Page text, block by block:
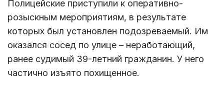
Полицейские приступили к оперативно-
розыскным мероприятиям, в результате
которых был установлен подозреваемый. Им
оказался сосед по улице – неработающий,
ранее судимый 39-летний гражданин. У него
частично изъято похищенное.